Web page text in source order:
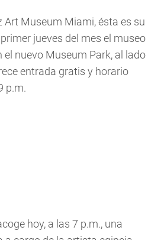
Art Museum Miami, ésta es su
jueves del mes el museo
el nuevo Museum Park, al lado
entrada gratis y horario
p.m.
hoy, a las 7 p.m., una